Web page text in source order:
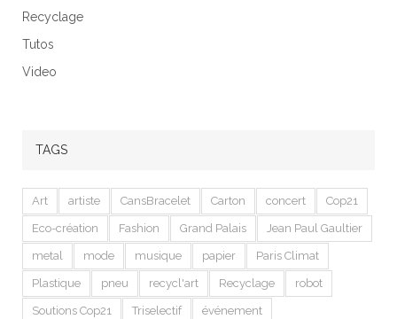
Recyclage
Tutos
Video
TAGS
Art artiste CansBracelet Carton concert Cop21
Eco-création Fashion Grand Palais Jean Paul Gaultier
metal mode musique papier Paris Climat
Plastique pneu recycl'art Recyclage robot
Soutions Cop21 Triselectif événement